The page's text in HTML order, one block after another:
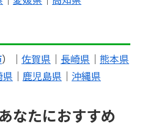
）｜ 佐賀県 ｜ 長崎県 ｜ 熊本県
県 ｜ 鹿児島県 ｜ 沖縄県
なたにおすすめ